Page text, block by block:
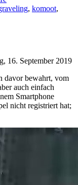
, komoot,
16. September 2019
davor bewahrt, vom
auch einfach
Smartphone
nicht registriert hat;